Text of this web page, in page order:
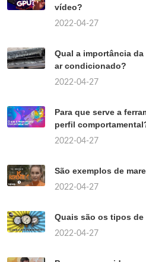
vídeo?
2022-04-27
Qual a importância
ar condicionado?
2022-04-27
Para que serve a
perfil
2022-04-27
São exemplos de
2022-04-27
Quais são os tipos de
2022-04-27